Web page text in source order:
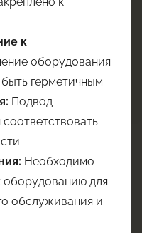
к
оборудования
герметичным.
Подвод
Необходимо
оборудованию для
обслуживания и